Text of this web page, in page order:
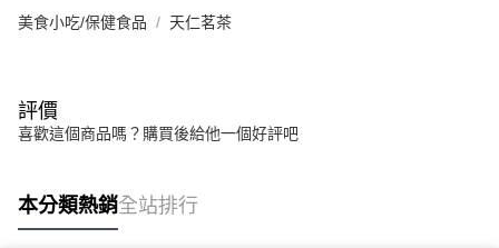
美食小吃/保健食品 天仁茗茶
評價
喜歡這個商品嗎？購買後給他一個好評吧
本分類熱銷全站排行